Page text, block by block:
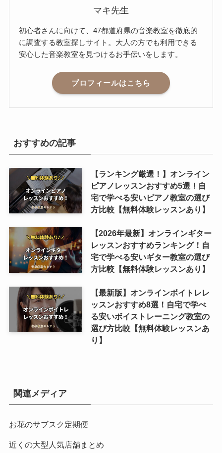
マキ先生
初心者さんに向けて、47都道府県の音楽教室を徹底的
に調査する教室探しサイト。大人の方でも利用できる
安心した音楽教室を見つけるお手伝いをします。
プロフィールはこちら
おすすめの記事
【ランキング厳選！】オンライン
ピアノレッスンおすすめ5選！自
宅で学べる安いピアノ教室の選び
方比較【無料体験レッスンあり】
【2026年最新】オンラインギター
レッスンおすすめランキング！自
宅で学べる安いギター教室の選び
方比較【無料体験レッスンあり】
【最新版】オンラインボイトレレ
ッスンおすすめ8選！自宅で学べ
る安いボイストレーニング教室の
選び方比較【無料体験レッスンあ
り】
関連メディア
お花のサブスク定期便
近くの大型人気店舗まとめ